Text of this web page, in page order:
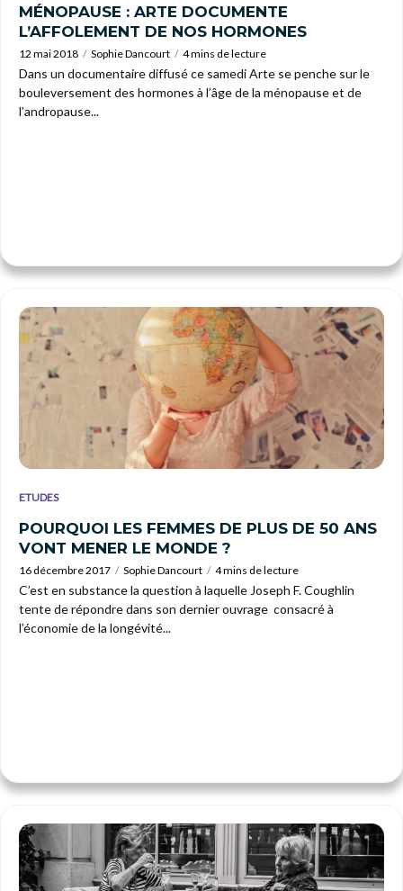
MÉNOPAUSE : ARTE DOCUMENTE
L’AFFOLEMENT DE NOS HORMONES
12 mai 2018 Sophie Dancourt 4 mins de lecture
Dans un documentaire diffusé ce samedi Arte se penche sur le
bouleversement des hormones à l’âge de la ménopause et de
l’andropause...
ETUDES
POURQUOI LES FEMMES DE PLUS DE 50 ANS
VONT MENER LE MONDE ?
16 décembre 2017 Sophie Dancourt 4 mins de lecture
C’est en substance la question à laquelle Joseph F. Coughlin
tente de répondre dans son dernier ouvrage consacré à
l’économie de la longévité...